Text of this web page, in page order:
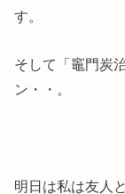
す。
そして「竈門炭
ン・・。
明日は私は友人